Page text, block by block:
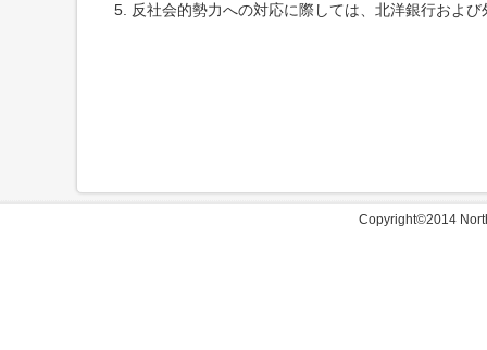
反社会的勢力への対応に際しては、北洋銀行およ
Copyright©2014